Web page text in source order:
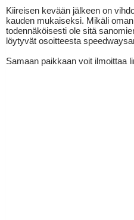
Kiireisen kevään jälkeen on
kauden mukaiseksi. Mikäli
todennäköisesti ole sitä
löytyvät osoitteesta
Samaan paikkaan voit ilmoittaa